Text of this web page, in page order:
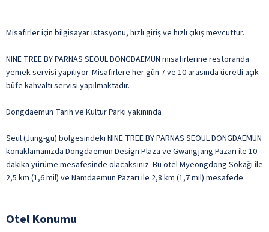
Misafirler için bilgisayar istasyonu, hızlı giriş ve hızlı çıkış mevcuttur.
NINE TREE BY PARNAS SEOUL DONGDAEMUN misafirlerine restoranda
yemek servisi yapılıyor. Misafirlere her gün 7 ve 10 arasında ücretli açık
büfe kahvaltı servisi yapılmaktadır.
Dongdaemun Tarih ve Kültür Parkı yakınında
Seul (Jung-gu) bölgesindeki NINE TREE BY PARNAS SEOUL DONGDAEMUN
konaklamanızda Dongdaemun Design Plaza ve Gwangjang Pazarı ile 10
dakika yürüme mesafesinde olacaksınız. Bu otel Myeongdong Sokağı ile
2,5 km (1,6 mil) ve Namdaemun Pazarı ile 2,8 km (1,7 mil) mesafede.
Otel Konumu